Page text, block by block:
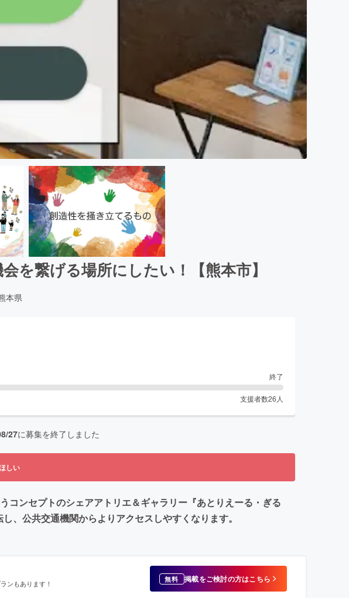
を繋げる場所にしたい！【熊本市】
本県
終了
支援者数26 人
27に募集を終了しました
しい
コンセプトのシェアアトリエ＆ギャラリー『あとりえーる・ぎる
、公共交通機関からよりアクセスしやすくなります。
ンもあります！ 無料 掲載をご検討の方はこちら